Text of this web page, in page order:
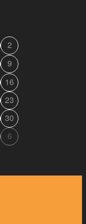
2
9
16
23
30
6